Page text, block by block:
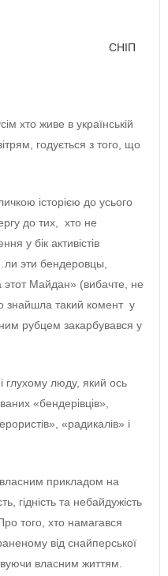
СНІП
хто живе в українській
годується з того, що
історією до усього
до тих, хто не
у бік активістів
эти бендеровцы,
Майдан» (вибачте, не
знайшла такий комент у
рубцем закарбувався у
глухому люду, який ось
«бендерівців»,
«радикалів» і
прикладом на
гідність та небайдужість
того, хто намагався
від снайперської
власним життям.